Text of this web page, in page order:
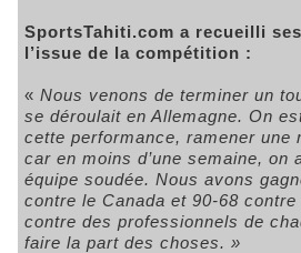
SportsTahiti.com a recueilli
l’issue de la compétition :
« Nous venons de terminer un
se déroulait en Allemagne. On
cette performance, ramener une
car en moins d’une semaine, on
équipe soudée. Nous avons
contre le Canada et 90-68
contre des professionnels de
faire la part des choses. »